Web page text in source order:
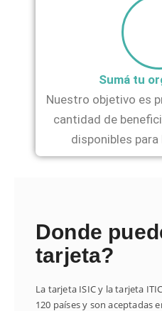
Sumá tu
Nuestro objetivo es
cantidad de
disponibles
Donde
tarjeta?
La tarjeta ISIC y la tarjeta
120 países y son aceptadas